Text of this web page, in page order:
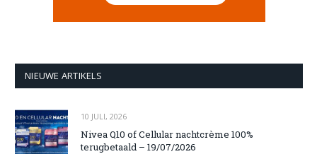
NIEUWE ARTIKELS
10 JULI, 2026
Nivea Q10 of Cellular nachtcrème 100%
terugbetaald – 19/07/2026